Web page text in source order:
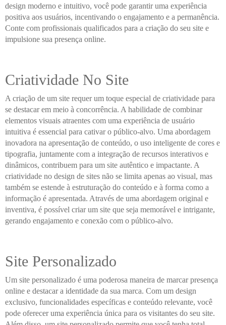
design moderno e intuitivo, você pode garantir uma experiência
positiva aos usuários, incentivando o engajamento e a permanência.
Conte com profissionais qualificados para a criação do seu site e
impulsione sua presença online.
Criatividade No Site
A criação de um site requer um toque especial de criatividade para
se destacar em meio à concorrência. A habilidade de combinar
elementos visuais atraentes com uma experiência de usuário
intuitiva é essencial para cativar o público-alvo. Uma abordagem
inovadora na apresentação de conteúdo, o uso inteligente de cores e
tipografia, juntamente com a integração de recursos interativos e
dinâmicos, contribuem para um site autêntico e impactante. A
criatividade no design de sites não se limita apenas ao visual, mas
também se estende à estruturação do conteúdo e à forma como a
informação é apresentada. Através de uma abordagem original e
inventiva, é possível criar um site que seja memorável e intrigante,
gerando engajamento e conexão com o público-alvo.
Site Personalizado
Um site personalizado é uma poderosa maneira de marcar presença
online e destacar a identidade da sua marca. Com um design
exclusivo, funcionalidades específicas e conteúdo relevante, você
pode oferecer uma experiência única para os visitantes do seu site.